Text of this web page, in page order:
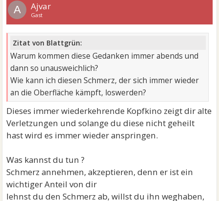
A Ajvar
Gast
Zitat von Blattgrün:
Warum kommen diese Gedanken immer abends und
dann so unausweichlich?
Wie kann ich diesen Schmerz, der sich immer wieder
an die Oberfläche kämpft, loswerden?
Dieses immer wiederkehrende Kopfkino zeigt dir alte
Verletzungen und solange du diese nicht geheilt
hast wird es immer wieder anspringen.
Was kannst du tun ?
Schmerz annehmen, akzeptieren, denn er ist ein
wichtiger Anteil von dir
lehnst du den Schmerz ab, willst du ihn weghaben,